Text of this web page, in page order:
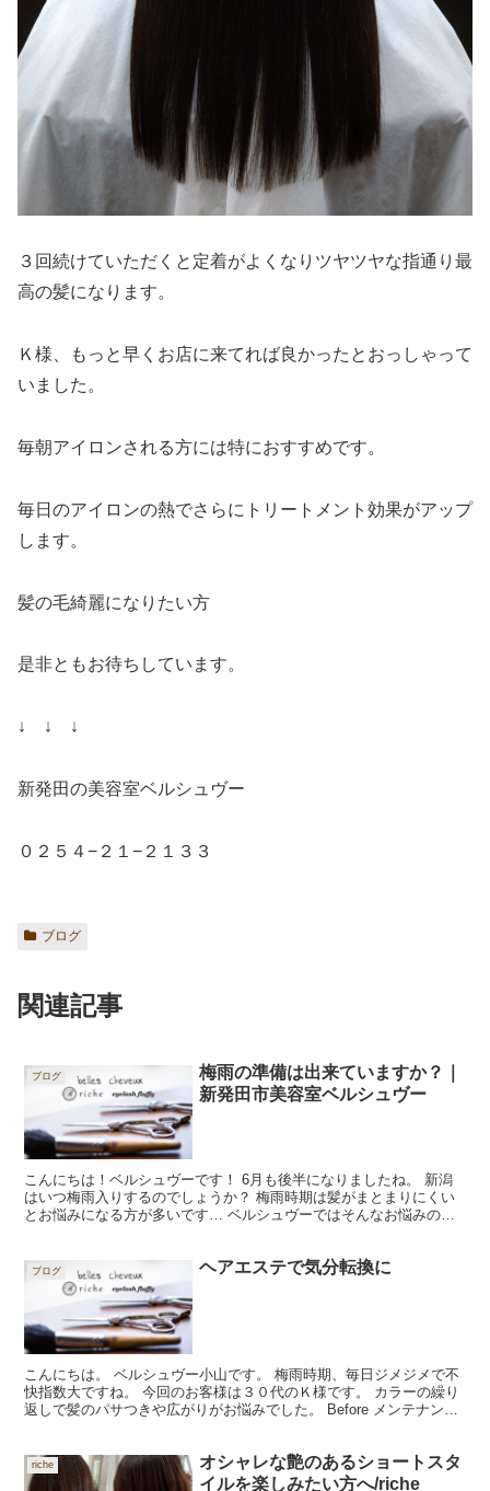
３回続けていただくと定着がよくなりツヤツヤな指通り最
高の髪になります。
Ｋ様、もっと早くお店に来てれば良かったとおっしゃって
いました。
毎朝アイロンされる方には特におすすめです。
毎日のアイロンの熱でさらにトリートメント効果がアップ
します。
髪の毛綺麗になりたい方
是非ともお待ちしています。
↓ ↓ ↓
新発田の美容室ベルシュヴー
０２５４−２１−２１３３
ブログ
関連記事
ブログ
梅雨の準備は出来ていますか？｜
新発田市美容室ベルシュヴー
こんにちは！ベルシュヴーです！ 6月も後半になりましたね。 新潟
はいつ梅雨入りするのでしょうか？ 梅雨時期は髪がまとまりにくい
とお悩みになる方が多いです… ベルシュヴーではそんなお悩みのあ
ブログ ヘアエステで気分転換に
こんにちは。 ベルシュヴー小山です。 梅雨時期、毎日ジメジメで不
快指数大ですね。 今回のお客様は３０代のＫ様です。 カラーの繰り
返しで髪のパサつきや広がりがお悩みでした。 Before メンテナンス
riche
オシャレな艶のあるショートスタ
イルを楽しみたい方へ/riche